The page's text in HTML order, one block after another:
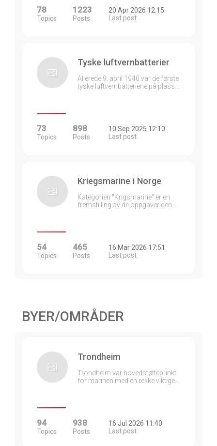
78
Topics
1223
Posts
20 Apr 2026 12:15
Last post
Tyske luftvernbatterier
Allerede 9. april 1940 var de første
tyske luftvernbatteriene på plass…
73
Topics
898
Posts
10 Sep 2025 12:10
Last post
Kriegsmarine i Norge
Kategorien "Krigsmarine" er en
fremstilling av de oppgaver den…
54
Topics
465
Posts
16 Mar 2026 17:51
Last post
BYER/OMRÅDER
Trondheim
Trondheim var hovedstøttepunkt
for marinen med en rekke viktige…
94
Topics
938
Posts
16 Jul 2026 11:40
Last post